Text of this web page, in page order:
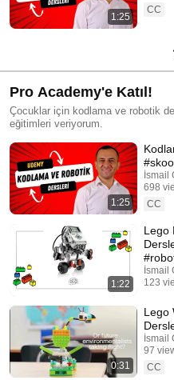
1:25
CC
Pro Academy'e Katıl!
Çocuklar için kodlama ve robotik
eğitimleri veriyorum.
1:25
İsmail
698
CC
1:22
Lego
İsmail
123
0:31
Lego
İsmail
97
CC